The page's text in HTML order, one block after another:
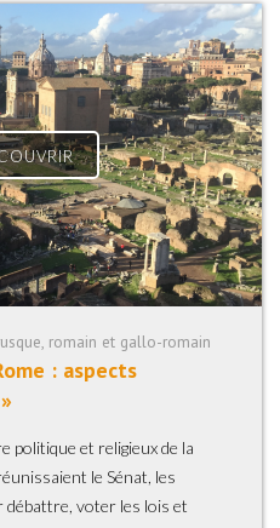
romain et gallo-romain
: aspects
politique et religieux de la
le Sénat, les
débattre, voter les lois et